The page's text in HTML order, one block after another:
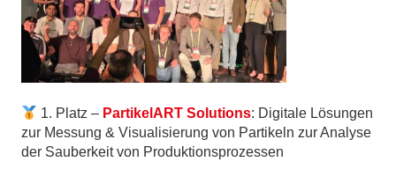
1. Platz – PartikelART Solutions: Digitale Lösungen
zur Messung & Visualisierung von Partikeln zur Analyse
der Sauberkeit von Produktionsprozessen